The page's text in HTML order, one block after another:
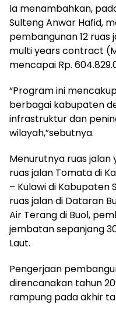
Ia menambahkan,
Sulteng Anwar Hafid,
pembangunan 12
multi years contract
mencapai Rp.
“Program ini
berbagai kabupaten
infrastruktur dan
wilayah,”sebutnya.
Menurutnya ruas
ruas jalan Tomata di
– Kulawi di Kabupaten
ruas jalan di Dataran
Air Terang di Buol,
jembatan sepanjang
Laut.
Pengerjaan
direncanakan tahun
rampung pada akhir